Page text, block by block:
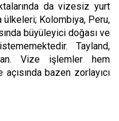
da vizesiz yurt
ülkeleri; Kolombiya, Peru,
büyüleyici doğası ve
Tayland,
Vize işlemler hem
bazen zorlayıcı